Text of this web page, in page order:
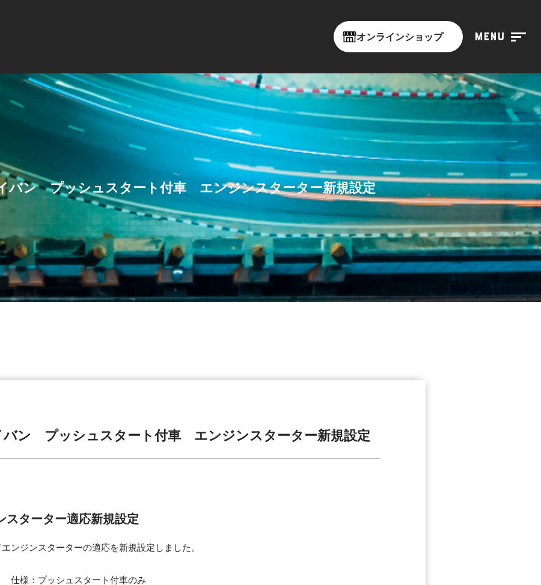
オンラインショップ menu
バン プッシュスタート付車 エンジンスターター新規設定
ン プッシュスタート付車 エンジンスターター新規設定
ターター適応新規設定
ンジンスターターの適応を新規設定しました。
仕様：プッシュスタート付車のみ